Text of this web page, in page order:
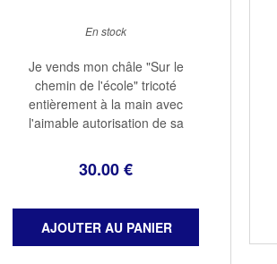
30.00€
En stock
Je vends mon châle "Sur le
chemin de l'école" tricoté
entièrement à la main avec
l'aimable autorisation de sa
Bergamote et Citron (alias Mamie
Thé) très connue dans le petit